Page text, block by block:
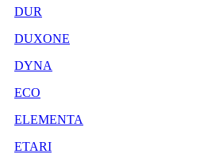
DUR
DUXONE
DYNA
ECO
ELEMENTA
ETARI